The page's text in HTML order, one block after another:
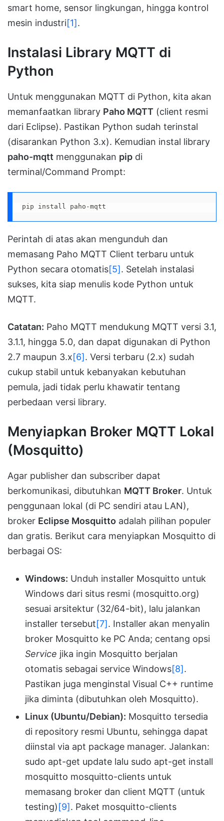
smart home, sensor lingkungan, hingga kontrol
mesin industri[1].
Instalasi Library MQTT di
Python
Untuk menggunakan MQTT di Python, kita akan
memanfaatkan library Paho MQTT (client resmi
dari Eclipse). Pastikan Python sudah terinstal
(disarankan Python 3.x). Kemudian instal library
paho-mqtt menggunakan pip di
terminal/Command Prompt:
pip install paho-mqtt
Perintah di atas akan mengunduh dan
memasang Paho MQTT Client terbaru untuk
Python secara otomatis[5]. Setelah instalasi
sukses, kita siap menulis kode Python untuk
MQTT.
Catatan: Paho MQTT mendukung MQTT versi 3.1,
3.1.1, hingga 5.0, dan dapat digunakan di Python
2.7 maupun 3.x[6]. Versi terbaru (2.x) sudah
cukup stabil untuk kebanyakan kebutuhan
pemula, jadi tidak perlu khawatir tentang
perbedaan versi library.
Menyiapkan Broker MQTT Lokal
(Mosquitto)
Agar publisher dan subscriber dapat
berkomunikasi, dibutuhkan MQTT Broker. Untuk
penggunaan lokal (di PC sendiri atau LAN),
broker Eclipse Mosquitto adalah pilihan populer
dan gratis. Berikut cara menyiapkan Mosquitto di
berbagai OS:
Windows: Unduh installer Mosquitto untuk
Windows dari situs resmi (mosquitto.org)
sesuai arsitektur (32/64-bit), lalu jalankan
installer tersebut[7]. Installer akan menyalin
broker Mosquitto ke PC Anda; centang opsi
Service jika ingin Mosquitto berjalan
otomatis sebagai service Windows[8].
Pastikan juga menginstal Visual C++ runtime
jika diminta (dibutuhkan oleh Mosquitto).
Linux (Ubuntu/Debian): Mosquitto tersedia
di repository resmi Ubuntu, sehingga dapat
diinstal via apt package manager. Jalankan:
sudo apt-get update lalu sudo apt-get install
mosquitto mosquitto-clients untuk
memasang broker dan client MQTT (untuk
testing)[9]. Paket mosquitto-clients